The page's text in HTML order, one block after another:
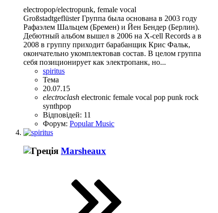
electropop/electropunk, female vocal
Großstadtgeflüster Группа была основана в 2003 году
Рафаэлем Шальцем (Бремен) и Йен Бендер (Берлин).
Дебютный альбом вышел в 2006 на X-cell Records а в
2008 в группу приходит барабанщик Крис Фальк,
окончательно укомплектовав состав. В целом группа
себя позиционирует как электропанк, но...
spiritus
Тема
20.07.15
electroclash electronic female vocal pop punk rock
synthpop
Відповідей: 11
Форум: Popular Music
Marsheaux